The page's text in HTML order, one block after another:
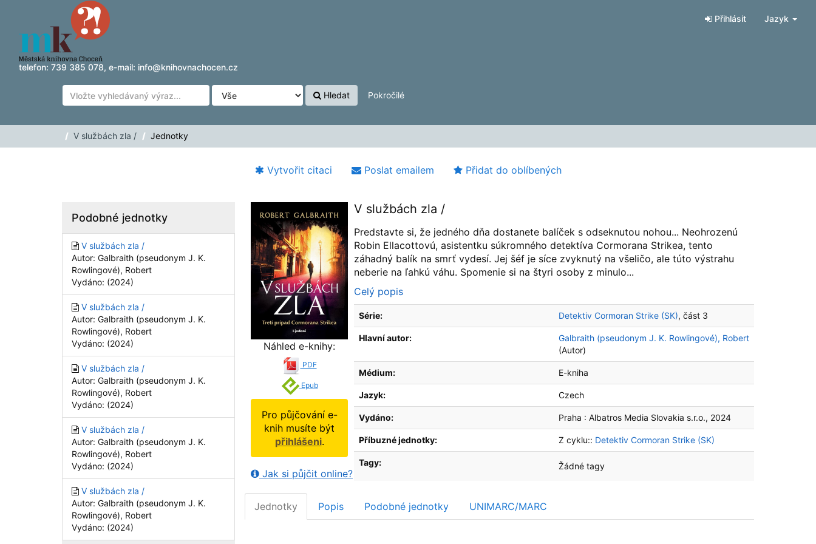
Přeskočit na obsah
telefon: 739 385 078, e-mail: info@knihovnachocen.cz
Přihlásit Jazyk
Hledat Pokročilé
V službách zla / Jednotky
Vytvořit citaci Poslat emailem Přidat do oblíbených
Náhled e-knihy:
PDF
Epub
Pro půjčování e-
knih musíte být
přihlášeni.
Jak si půjčit online?
V službách zla /
Predstavte si, že jedného dňa dostanete balíček s odseknutou nohou... Neohrozenú
Robin Ellacottovú, asistentku súkromného detektíva Cormorana Strikea, tento
záhadný balík na smrť vydesí. Jej šéf je síce zvyknutý na všeličo, ale túto výstrahu
neberie na ľahkú váhu. Spomenie si na štyri osoby z minulo...
Celý popis
Série: Detektiv Cormoran Strike (SK), část 3
Hlavní autor:
Galbraith (pseudonym J. K. Rowlingové), Robert
(Autor)
Médium: E-kniha
Jazyk: Czech
Vydáno: Praha : Albatros Media Slovakia s.r.o., 2024
Příbuzné jednotky: Z cyklu:: Detektiv Cormoran Strike (SK)
Tagy: Žádné tagy
Jednotky Popis Podobné jednotky UNIMARC/MARC
Podobné jednotky
V službách zla /
Autor: Galbraith (pseudonym J. K.
Rowlingové), Robert
Vydáno: (2024)
V službách zla /
Autor: Galbraith (pseudonym J. K.
Rowlingové), Robert
Vydáno: (2024)
V službách zla /
Autor: Galbraith (pseudonym J. K.
Rowlingové), Robert
Vydáno: (2024)
V službách zla /
Autor: Galbraith (pseudonym J. K.
Rowlingové), Robert
Vydáno: (2024)
V službách zla /
Autor: Galbraith (pseudonym J. K.
Rowlingové), Robert
Vydáno: (2024)